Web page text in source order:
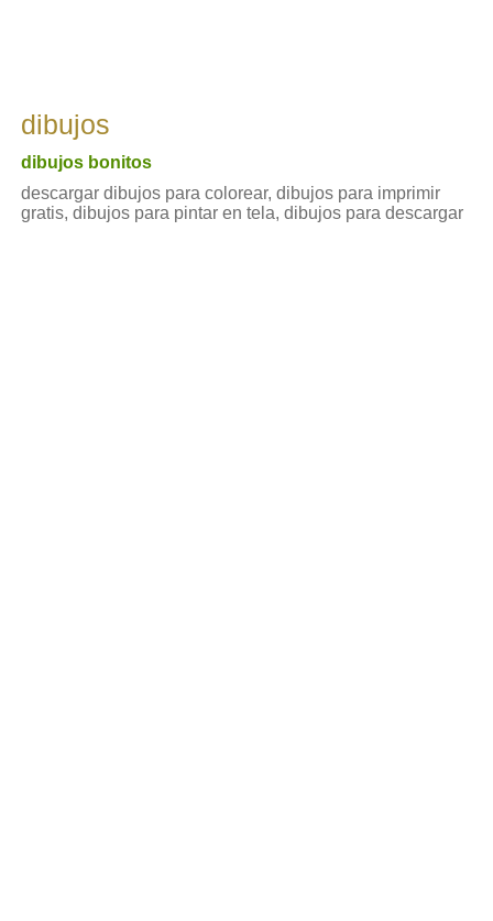
dibujos
dibujos bonitos
descargar dibujos para colorear, dibujos para imprimir
gratis, dibujos para pintar en tela, dibujos para descargar